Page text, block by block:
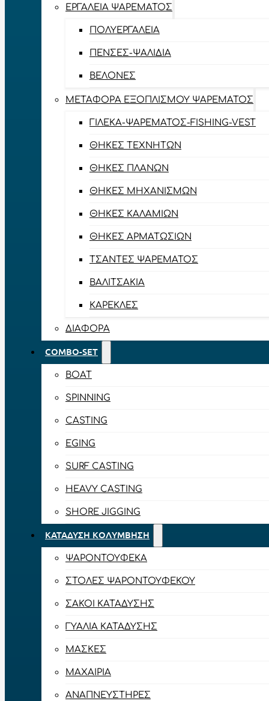
EΡΓΑΛΕΊΑ ΨΑΡΈΜΑΤΟΣ
ΠΟΛΥΕΡΓΑΛΕΊΑ
ΠΈΝΣΕΣ-ΨΑΛΊΔΙΑ
ΒΕΛΌΝΕΣ
ΜΕΤΑΦΟΡΆ ΕΞΟΠΛΙΣΜΟΎ ΨΑΡΈΜΑΤΟΣ
ΓΙΛΈΚΑ-ΨΑΡΈΜΑΤΟΣ-FISHING-VEST
ΘΉΚΕΣ ΤΕΧΝΗΤΏΝ
ΘΉΚΕΣ ΠΛΆΝΩΝ
ΘΉΚΕΣ ΜΗΧΑΝΙΣΜΏΝ
ΘΉΚΕΣ ΚΑΛΑΜΙΏΝ
ΘΉΚΕΣ ΑΡΜΑΤΩΣΙΏΝ
ΤΣΆΝΤΕΣ ΨΑΡΈΜΑΤΟΣ
ΒΑΛΙΤΣΆΚΙΑ
ΚΑΡΈΚΛΕΣ
ΔΙΆΦΟΡΑ
COMBO-SET
BOAT
SPINNING
CASTING
EGING
SURF CASTING
HEAVY CASTING
SHORE JIGGING
ΚΑΤΆΔΥΣΗ ΚΟΛΎΜΒΗΣΗ
ΨΑΡΟΝΤΟΎΦΕΚΑ
ΣΤΟΛΈΣ ΨΑΡΟΝΤΟΎΦΕΚΟΥ
ΣΆΚΟΙ ΚΑΤΆΔΥΣΗΣ
ΓΥΑΛΙΆ ΚΑΤΆΔΥΣΗΣ
ΜΆΣΚΕΣ
ΜΑΧΑΊΡΙΑ
ΑΝΑΠΝΕΥΣΤΉΡΕΣ